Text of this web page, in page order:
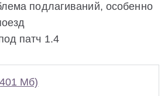
подлагиваний, особенно
патч 1.4
Мб)